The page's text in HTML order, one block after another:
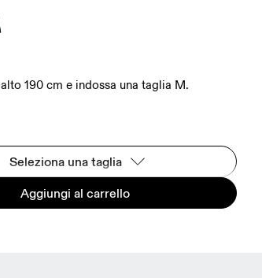
alto 190 cm e indossa una taglia M.
Seleziona una taglia
Aggiungi al carrello